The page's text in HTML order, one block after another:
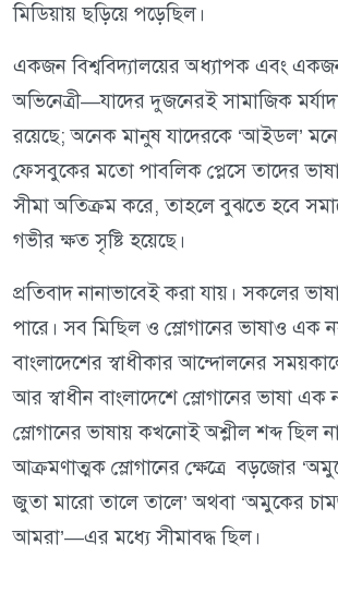
মিডিয়ায় ছড়িয়ে পড়েছিল।
একজন বিশ্ববিদ্যালয়ের অধ্যাপক এবং
অভিনেত্রী—যাদের দুজনেরই সামাজিক
রয়েছে; অনেক মানুষ যাদেরকে ‘আইডল’
ফেসবুকের মতো পাবলিক প্লেসে তাদের
সীমা অতিক্রম করে, তাহলে বুঝতে হবে
গভীর ক্ষত সৃষ্টি হয়েছে।
প্রতিবাদ নানাভাবেই করা যায়। সকলের
পারে। সব মিছিল ও স্লোগানের ভাষাও এক
বাংলাদেশের স্বাধীকার আন্দোলনের
আর স্বাধীন বাংলাদেশে স্লোগানের ভাষা এক
স্লোগানের ভাষায় কখনোই অশ্লীল শব্দ ছিল
আক্রমণাত্মক স্লোগানের ক্ষেত্রে বড়জোর
জুতা মারো তালে তালে’ অথবা ‘অমুকের
আমরা’—এর মধ্যে সীমাবদ্ধ ছিল।